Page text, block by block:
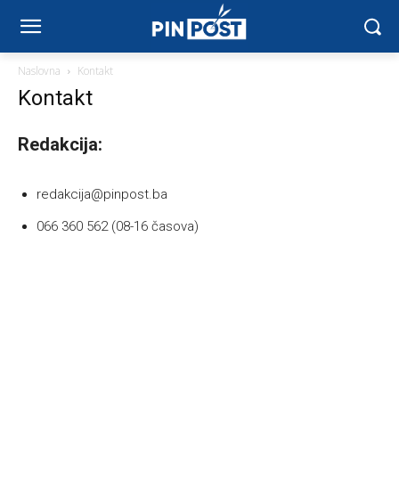
Naslovna Kontakt
Kontakt
Redakcija:
redakcija@pinpost.ba
066 360 562 (08-16 časova)